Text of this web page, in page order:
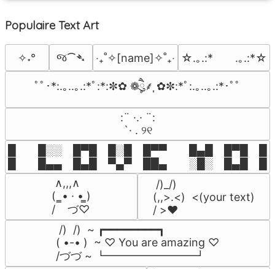
Populaire Text Art
✧˖° જ⁀➴ ‎‧₊˚✧[name]✧˚₊‧ ☆.｡.:*　　.｡.:*☆
ﾟﾟ･*:.｡..｡.:*ﾟ:*:✼✿ ❁ཻུ۪۪⸙͎ ✿✼:*ﾟ:.｡..｡.:*･ﾟﾟ
⠀:¨ ·.· ¨:⠀
⠀ `· . ୨୧⠀
█  █░░ █▀█ █░█ █▀▀  █▄█ █▀█
█  █▄▄ █▄█ ▀▄▀ ██▄  ░█░ █▄█
∧,,,∧
(  ̳• · • ̳)
/    づ♡
/)_/)
(,,>.<)  <(your text)
/ >❤️
/)  /)  ~ ┏━━━━━━━━┓
( •-• )  ~ ♡ You are amazing ♡
/づづ ~ ┗━━━━━━━━┛